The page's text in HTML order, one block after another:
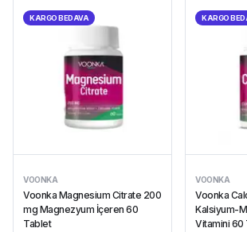
KARGO BEDAVA
VOONKA
Voonka Magnesium Citrate 200
mg Magnezyum İçeren 60
Tablet
KARGO
VOONKA
Voonka
Kalsiyum-
Vitamini 60